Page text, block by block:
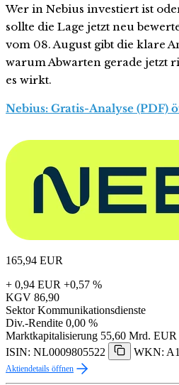
Wer in Nebius investiert ist
sollte die Lage jetzt neu
vom 08. August gibt die klare
warum Abwarten gerade jetzt
es wirkt.
Nebius: Gratis-Analyse (PDF)
165,94 EUR
+ 0,94 EUR +0,57 %
KGV 86,90
Sektor Kommunikationsdienste
Div.-Rendite 0,00 %
Marktkapitalisierung 55,60 Mrd. EUR
ISIN: NL0009805522
WKN:
Aktiendetails öffnen